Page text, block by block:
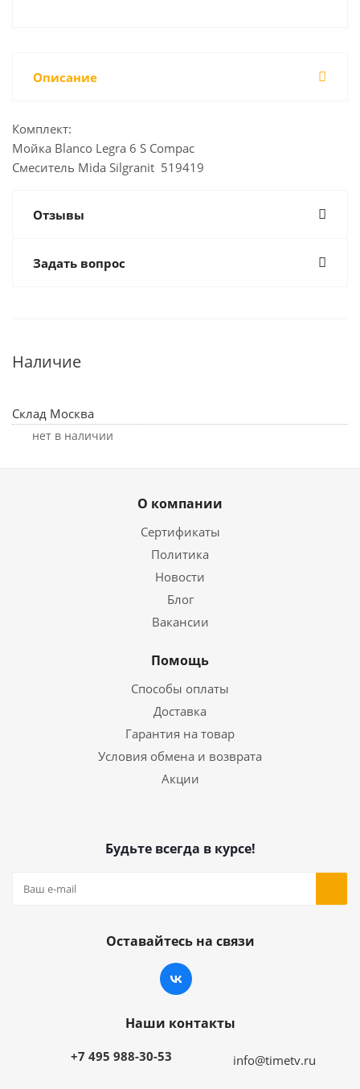
Описание
Комплект:
Мойка Blanco Legra 6 S Compac
Смеситель Mida Silgranit 519419
Отзывы
Задать вопрос
Наличие
Склад Москва
Нет в наличии
О компании
Сертификаты
Политика
Новости
Блог
Вакансии
Помощь
Способы оплаты
Доставка
Гарантия на товар
Условия обмена и возврата
Акции
Будьте всегда в курсе!
Оставайтесь на связи
Наши контакты
+7 495 988-30-53 info@timetv.ru